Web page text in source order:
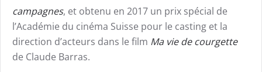
campagnes, et obtenu en 2017 un prix spécial de
l’Académie du cinéma Suisse pour le casting et la
direction d’acteurs dans le film Ma vie de courgette
de Claude Barras.